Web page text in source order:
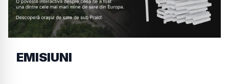
EMISIUNI